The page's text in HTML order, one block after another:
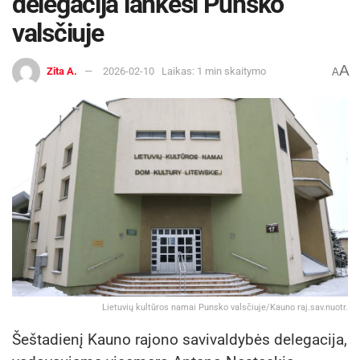
valsčiuje
Zita A. 2026-02-10 Laikas: 1 min skaitymo AA
Lietuvių kultūros namai Punsko valsčiuje/Kauno raj.sav.nuotr.
Šeštadienį Kauno rajono savivaldybės delegacija,